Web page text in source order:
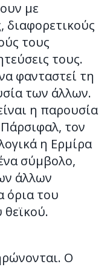
με
διαφορετικούς
τους
τους.
φανταστεί τη
των άλλων.
η παρουσία
τον
η Ερμίρα
σύμβολο,
άλλων
όρια του
θεϊκού.
Ο